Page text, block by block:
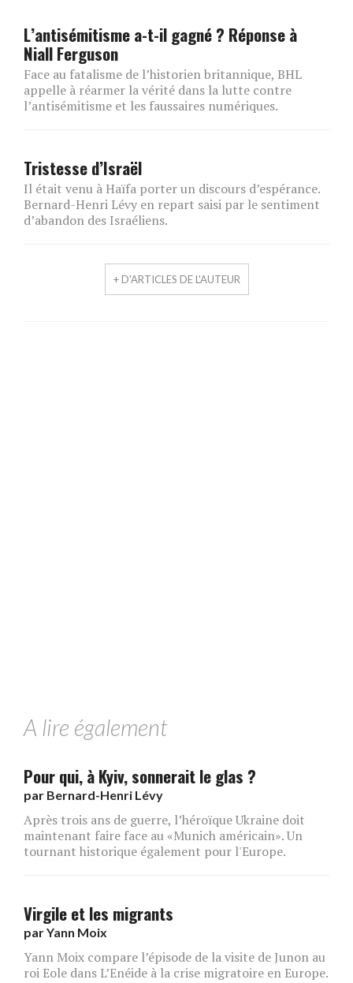
L’antisémitisme a-t-il gagné ? Réponse à
Niall Ferguson
Face au fatalisme de l’historien britannique, BHL
appelle à réarmer la vérité dans la lutte contre
l’antisémitisme et les faussaires numériques.
Tristesse d’Israël
Il était venu à Haïfa porter un discours d’espérance.
Bernard-Henri Lévy en repart saisi par le sentiment
d’abandon des Israéliens.
+ D'ARTICLES DE L'AUTEUR
A lire également
Pour qui, à Kyiv, sonnerait le glas ?
par Bernard-Henri Lévy
Après trois ans de guerre, l’héroïque Ukraine doit
maintenant faire face au «Munich américain». Un
tournant historique également pour l'Europe.
Virgile et les migrants
parYann Moix
Yann Moix compare l’épisode de la visite de Junon au
roi Eole dans L’Enéide à la crise migratoire en Europe.